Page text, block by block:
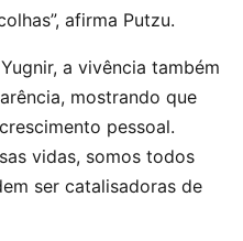
afirma Putzu.
a vivência também
mostrando que
pessoal.
vidas, somos todos
ser catalisadoras de